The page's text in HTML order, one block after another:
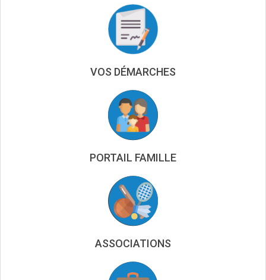
VOS DÉMARCHES
PORTAIL FAMILLE
ASSOCIATIONS